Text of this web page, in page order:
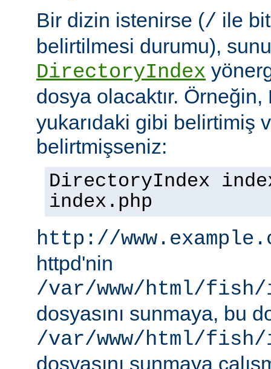
Bir dizin istenirse (/ ile
belirtilmesi durumu),
DirectoryIndex
dosya olacaktır. Örneğin,
yukarıdaki gibi belirtimiş
belirtmişseniz:
DirectoryIndex
index.php
http://
httpd'nin
/var/www/html/
dosyasını sunmaya, bu
/var/www/html/fish/
dosyasını sunmaya